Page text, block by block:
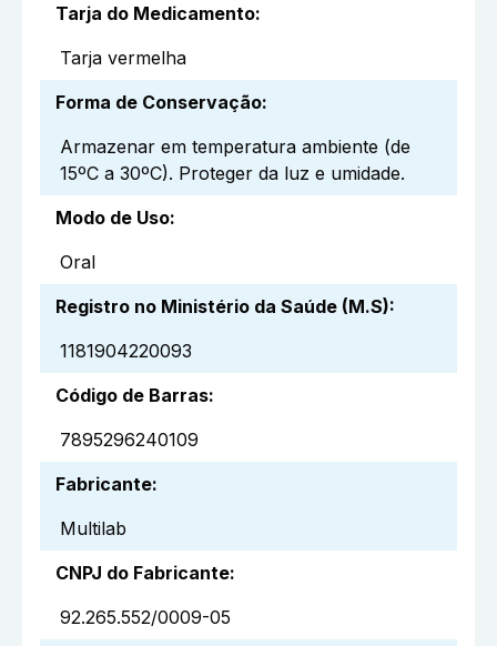
Tarja do Medicamento:
Tarja vermelha
Forma de Conservação:
Armazenar em temperatura ambiente (de
15ºC a 30ºC). Proteger da luz e umidade.
Modo de Uso:
Oral
Registro no Ministério da Saúde (M.S):
1181904220093
Código de Barras:
7895296240109
Fabricante:
Multilab
CNPJ do Fabricante:
92.265.552/0009-05